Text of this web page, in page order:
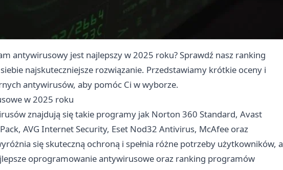
antywirusowy jest najlepszy w 2025 roku? Sprawdź nasz ranking
najskuteczniejsze rozwiązanie. Przedstawiamy krótkie oceny i
antywirusów, aby pomóc Ci w wyborze.
w 2025 roku
znajdują się takie programy jak Norton 360 Standard, Avast
AVG Internet Security, Eset Nod32 Antivirus, McAfee oraz
się skuteczną ochroną i spełnia różne potrzeby użytkowników, a
oprogramowanie antywirusowe oraz ranking programów